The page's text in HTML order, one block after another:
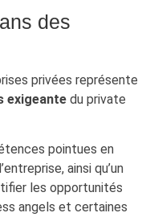
des
privées représente
exigeante du private
pointues en
ainsi qu’un
les opportunités
angels et certaines